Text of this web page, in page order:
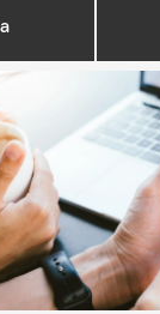
Sidebar